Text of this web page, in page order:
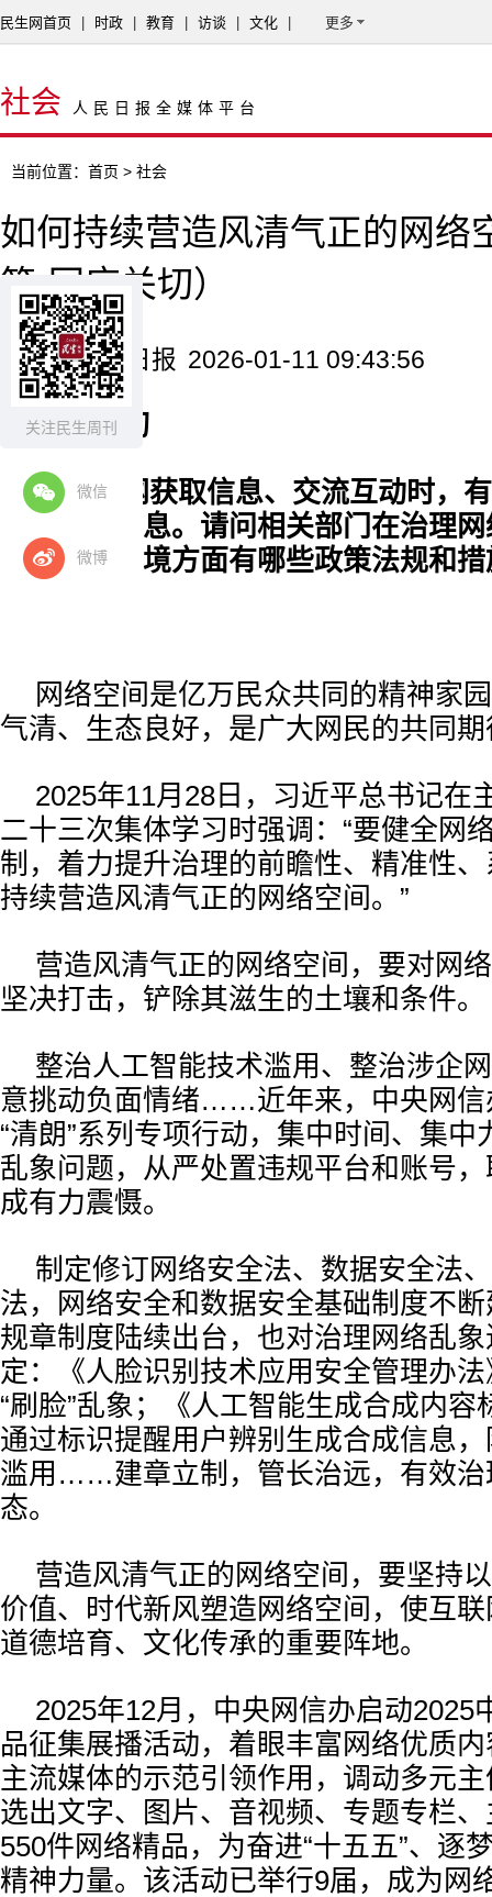
关注民生周刊
微信
微博
民生网首页 时政 教育 访谈 文化 更多
社会 人民日报全媒体平台
当前位置： 首页 > 社会
如何持续营造风清气正的网络
答·回应关切）
来源：人民日报 2026-01-11 09:43:56
读者关切
我在上网获取信息、交流互动时，
俗、虚假信息。请问相关部门在治理
清朗网络环境方面有哪些政策法规和
网络空间是亿万民众共同的精神家
气清、生态良好，是广大网民的共同
2025年11月28日，习近平总书记在
二十三次集体学习时强调：“要健全网
制，着力提升治理的前瞻性、精准性
持续营造风清气正的网络空间。”
营造风清气正的网络空间，要对网
坚决打击，铲除其滋生的土壤和条件。
整治人工智能技术滥用、整治涉企
意挑动负面情绪……近年来，中央网信
“清朗”系列专项行动，集中时间、集中
乱象问题，从严处置违规平台和账号
成有力震慑。
制定修订网络安全法、数据安全法
法，网络安全和数据安全基础制度不
规章制度陆续出台，也对治理网络乱
定：《人脸识别技术应用安全管理办
“刷脸”乱象；《人工智能生成合成内容
通过标识提醒用户辨别生成合成信息
滥用……建章立制，管长治远，有效治
态。
营造风清气正的网络空间，要坚持
价值、时代新风塑造网络空间，使互
道德培育、文化传承的重要阵地。
2025年12月，中央网信办启动2025
品征集展播活动，着眼丰富网络优质
主流媒体的示范引领作用，调动多元
选出文字、图片、音视频、专题专栏
550件网络精品，为奋进“十五五”、逐
精神力量。该活动已举行9届，成为网